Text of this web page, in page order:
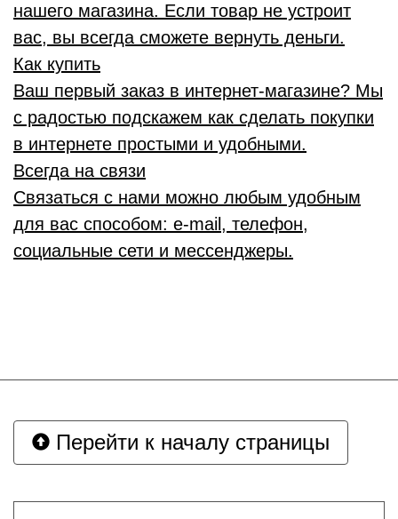
нашего магазина. Если товар не устроит
вас, вы всегда сможете вернуть деньги.
Как купить
Ваш первый заказ в интернет-магазине? Мы
с радостью подскажем как сделать покупки
в интернете простыми и удобными.
Всегда на связи
Связаться с нами можно любым удобным
для вас способом: e-mail, телефон,
социальные сети и мессенджеры.
Перейти к началу страницы